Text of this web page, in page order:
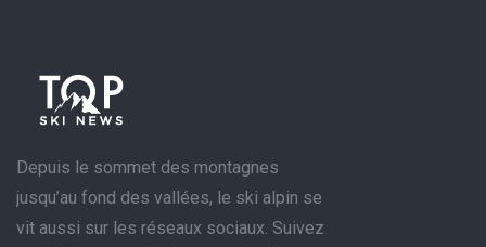
Depuis le sommet des montagnes
jusqu’au fond des vallées, le ski alpin se
vit aussi sur les réseaux sociaux. Suivez